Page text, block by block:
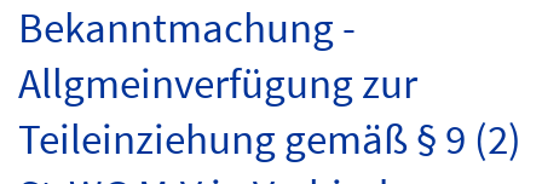
Bekanntmachung -
Allgmeinverfügung zur
Teileinziehung gemäß § 9 (2)